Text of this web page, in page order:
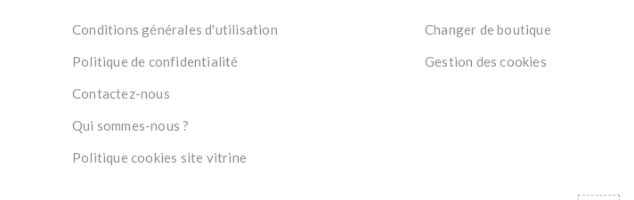
Conditions générales d'utilisation
Politique de confidentialité
Contactez-nous
Qui sommes-nous ?
Politique cookies site vitrine
Changer de boutique
Gestion des cookies